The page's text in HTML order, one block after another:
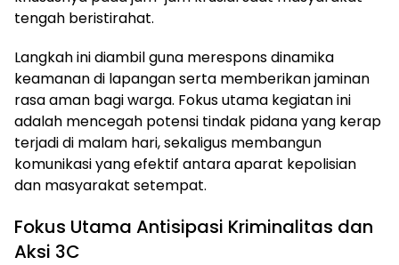
tengah beristirahat.
Langkah ini diambil guna merespons dinamika
keamanan di lapangan serta memberikan jaminan
rasa aman bagi warga. Fokus utama kegiatan ini
adalah mencegah potensi tindak pidana yang kerap
terjadi di malam hari, sekaligus membangun
komunikasi yang efektif antara aparat kepolisian
dan masyarakat setempat.
Fokus Utama Antisipasi Kriminalitas dan
Aksi 3C